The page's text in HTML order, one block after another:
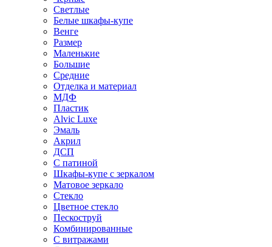
Светлые
Белые шкафы-купе
Венге
Размер
Маленькие
Большие
Средние
Отделка и материал
МДФ
Пластик
Alvic Luxe
Эмаль
Акрил
ДСП
С патиной
Шкафы-купе с зеркалом
Матовое зеркало
Стекло
Цветное стекло
Пескоструй
Комбинированные
С витражами